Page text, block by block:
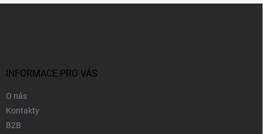
INFORMACE PRO VÁS
O nás
Kontakty
B2B